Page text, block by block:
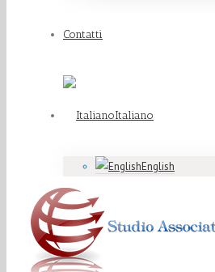
Contatti
Italiano
English